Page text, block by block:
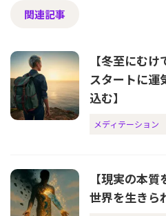
関連記事
【冬至にむ
スタートに運
込む】
メディテーション
【現実の本
世界を生きら